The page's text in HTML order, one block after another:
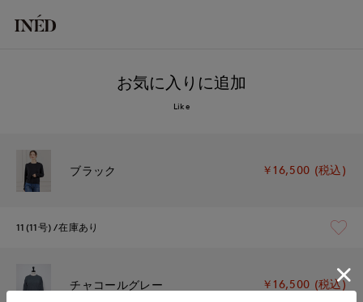
お気に入りに追加
Like
ブラック ￥16,500 (税込)
11(11号) 在庫あり
チャコールグレー ￥16,500 (税込)